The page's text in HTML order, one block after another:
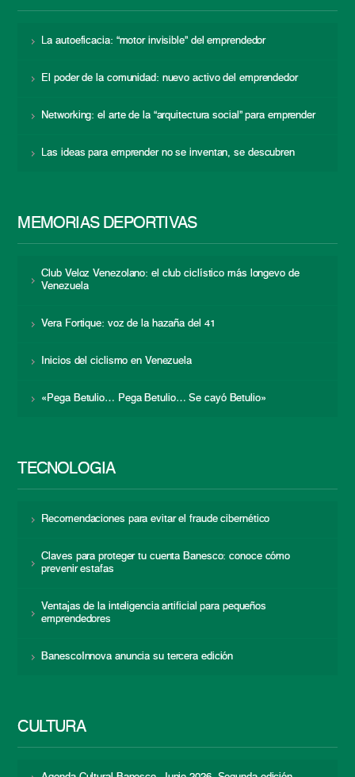
La autoeficacia: “motor invisible” del emprendedor
El poder de la comunidad: nuevo activo del emprendedor
Networking: el arte de la “arquitectura social” para emprender
Las ideas para emprender no se inventan, se descubren
MEMORIAS DEPORTIVAS
Club Veloz Venezolano: el club ciclístico más longevo de
Venezuela
Vera Fortique: voz de la hazaña del 41
Inicios del ciclismo en Venezuela
«Pega Betulio… Pega Betulio… Se cayó Betulio»
TECNOLOGÍA
Recomendaciones para evitar el fraude cibernético
Claves para proteger tu cuenta Banesco: conoce cómo
prevenir estafas
Ventajas de la inteligencia artificial para pequeños
emprendedores
BanescoInnova anuncia su tercera edición
CULTURA